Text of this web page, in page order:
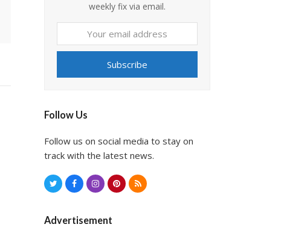
weekly fix via email.
email
Subscribe
Follow Us
Follow us on social media to stay on
track with the latest news.
T
i
c
s
P
R
Advertisement